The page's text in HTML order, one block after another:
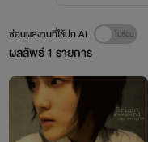
ผลลัพธ์1 รายการ
ซ่อนผลงานที่ใช้ปก AI